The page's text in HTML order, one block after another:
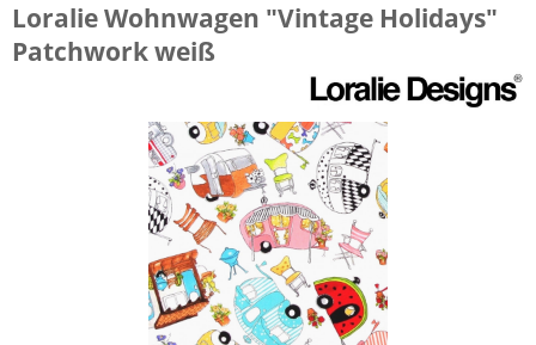
Loralie Wohnwagen "Vintage Holidays"
Patchwork weiß